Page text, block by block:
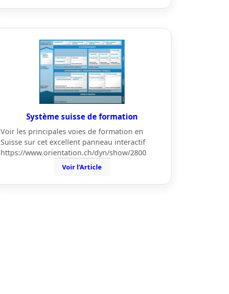
Système suisse de formation
Voir les principales voies de formation en
Suisse sur cet excellent panneau interactif
https://www.orientation.ch/dyn/show/2800
Voir l'Article